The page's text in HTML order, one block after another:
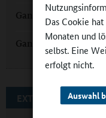
Das Cookie
Monaten und
selbst. Eine
erfolgt nicht.
Auswahl
Ganztagsschule mit
Ganztag in
EXTERNE LINKS